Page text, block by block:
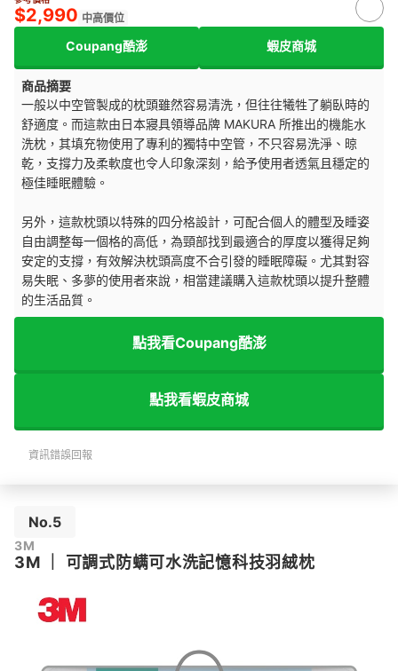
$2,990 中高價位
Coupang酷澎 蝦皮商城
商品摘要
一般以中空管製成的枕頭雖然容易清洗，但往往犧牲了躺臥時的
舒適度。而這款由日本寢具領導品牌 MAKURA 所推出的機能水
洗枕，其填充物使用了專利的獨特中空管，不只容易洗淨、晾
乾，支撐力及柔軟度也令人印象深刻，給予使用者透氣且穩定的
極佳睡眠體驗。
另外，這款枕頭以特殊的四分格設計，可配合個人的體型及睡姿
自由調整每一個格的高低，為頸部找到最適合的厚度以獲得足夠
安定的支撐，有效解決枕頭高度不合引發的睡眠障礙。尤其對容
易失眠、多夢的使用者來說，相當建議購入這款枕頭以提升整體
的生活品質。
點我看Coupang酷澎
點我看蝦皮商城
資訊錯誤回報
No.5
3M
3M 可調式防螨可水洗記憶科技羽絨枕